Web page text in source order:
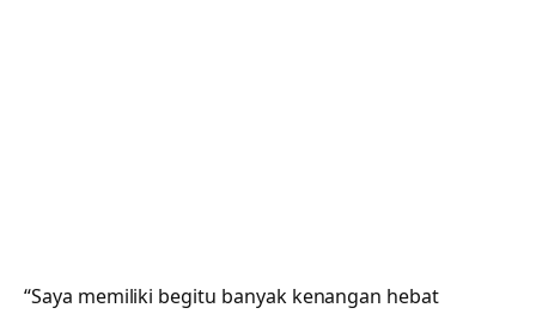
“Saya memiliki begitu banyak kenangan hebat